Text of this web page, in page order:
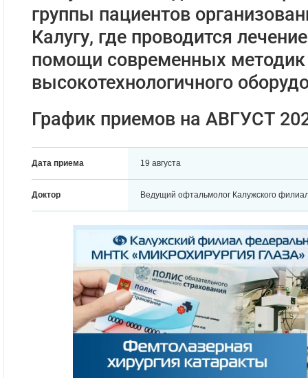
группы пациентов
Калугу, где проводится
помощи современных
высокотехнологичного
График приемов на АВГУСТ
Дата приема 19 августа
Доктор Ведущий офтальмолог Калужского